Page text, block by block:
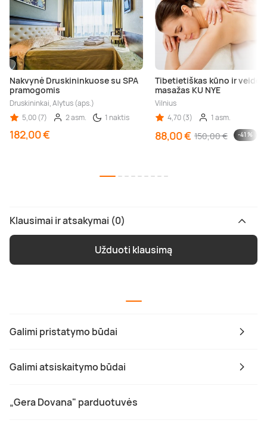
Galimi pristatymo būdai
Galimi atsiskaitymo būdai
„Gera Dovana" parduotuvės
Nakvynė Druskininkuose su SPA
pramogomis
Druskininkai, Alytus (aps.)
5,00 (7)
2 asm. 1 naktis
182,00 €
Tibetietiškas kūno ir veido
masažas KU NYE
Vilnius
4,70 (3)
1 asm.
88,00 € 150,00 € -41 %
Klausimai ir atsakymai (0)
Užduoti klausimą